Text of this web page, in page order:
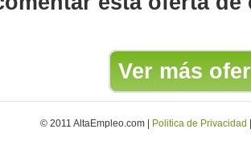
Ver más
© 2011 AltaEmpleo.com | Politica de Privacidad